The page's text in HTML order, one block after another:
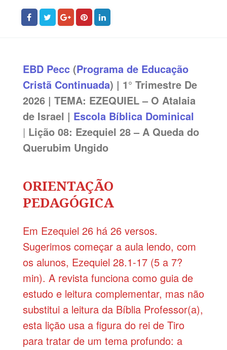
EBD Pecc(Programa de Educação
Cristã Continuada) | 1° Trimestre De
2026 | TEMA: EZEQUIEL – O Atalaia
de Israel | Escola Bíblica Dominical
| Lição 08: Ezequiel 28 – A Queda do
Querubim Ungido
ORIENTAÇÃO
PEDAGÓGICA
Em Ezequiel 26 há 26 versos.
Sugerimos começar a aula lendo, com
os alunos, Ezequiel 28.1-17 (5 a 7?
min). A revista funciona como guia de
estudo e leitura complementar, mas não
substitui a leitura da Bíblia Professor(a),
esta lição usa a figura do rei de Tiro
para tratar de um tema profundo: a